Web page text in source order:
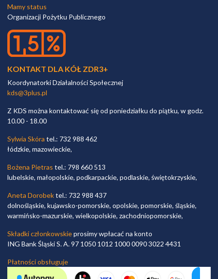
Mamy status
Organizacji Pożytku Publicznego
KONTAKT DLA KÓŁ ZDR3+
Koordynatorki Działalności Społecznej
kds@3plus.pl
Z KDS można kontaktować się od poniedziałku do piątku, w godz.
10.00 - 18.00
Sylwia Skóra tel.: 732 988 462
łódzkie, mazowieckie,
Bożena Pietras tel.: 798 660 513
lubelskie, małopolskie, podkarpackie, podlaskie, świętokrzyskie,
Aneta Dorobektel.: 732 988 437
dolnośląskie, kujawsko-pomorskie, opolskie, pomorskie, śląskie,
warmińsko-mazurskie, wielkopolskie, zachodniopomorskie,
Składki członkowskieprosimy wpłacać na konto
ING Bank Śląski S. A. 97 1050 1012 1000 0090 3022 4431
Płatności obsługuje